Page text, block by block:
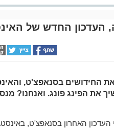
העדכון החדש של
החידושים בסנאפצ'ט,
העדכון האחרון בסנאפצ'ט,